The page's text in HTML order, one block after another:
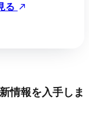
る
情報を入手しま